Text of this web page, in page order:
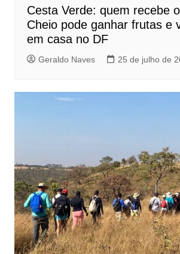
Cesta Verde: quem recebe
Cheio pode ganhar frutas e
em casa no DF
Geraldo Naves 25 de julho de